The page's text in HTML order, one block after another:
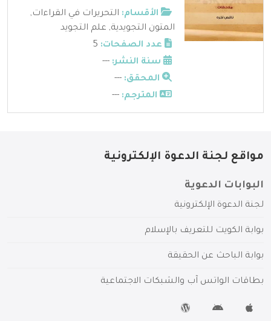
الأقسام: التحريرات في القراءات,
المتون التجويدية, علم التجويد
عدد الصفحات:
سنة النشر: ---
المحقق: ---
المترجم: ---
مواقع لجنة الدعوة الإلكترونية
البوابات الدعوية
لجنة الدعوة الإلكترونية
بوابة الكويت للتعريف بالإسلام
بوابة الباحث عن الحقيقة
بطاقات الواتس آب والشبكات الاجتماعية